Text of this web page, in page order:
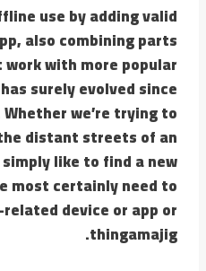
use by adding valid
also combining parts
with more popular
surely evolved since
we’re trying to
distant streets of an
like to find a new
most certainly need to
device or app or
thingamajig.